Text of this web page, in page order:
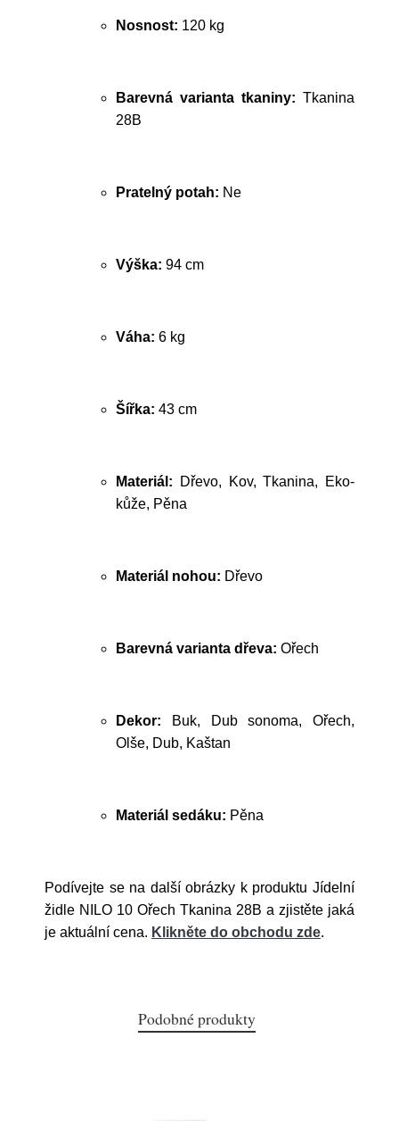
Nosnost: 120 kg
Barevná varianta tkaniny: Tkanina
28B
Pratelný potah: Ne
Výška: 94 cm
Váha: 6 kg
Šířka: 43 cm
Materiál: Dřevo, Kov, Tkanina, Eko-
kůže, Pěna
Materiál nohou: Dřevo
Barevná varianta dřeva: Ořech
Dekor: Buk, Dub sonoma, Ořech,
Olše, Dub, Kaštan
Materiál sedáku: Pěna
Podívejte se na další obrázky k produktu Jídelní
židle NILO 10 Ořech Tkanina 28B a zjistěte jaká
je aktuální cena. Klikněte do obchodu zde.
Podobné produkty